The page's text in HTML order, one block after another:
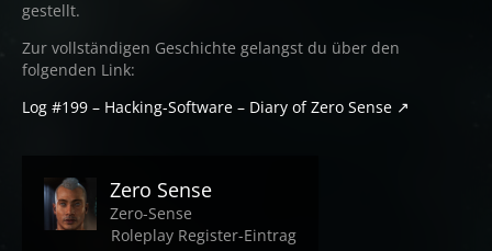
gestellt.
Zur vollständigen Geschichte gelangst du über den
folgenden Link:
Log #199 – Hacking-Software – Diary of Zero Sense
Zero Sense
Zero-Sense
Roleplay Register-Eintrag